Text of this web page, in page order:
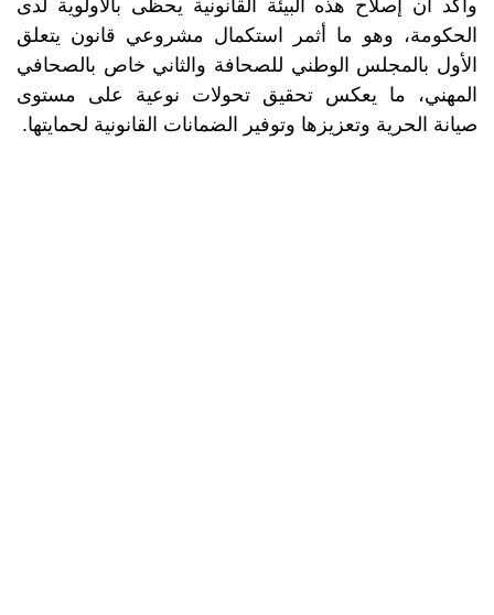
وأكد أن إصلاح هذه البيئة القانونية يحظى بالأولوية لدى
الحكومة، وهو ما أثمر استكمال مشروعي قانون يتعلق
الأول بالمجلس الوطني للصحافة والثاني خاص بالصحافي
المهني، ما يعكس تحقيق تحولات نوعية على مستوى
صيانة الحرية وتعزيزها وتوفير الضمانات القانونية لحمايتها.